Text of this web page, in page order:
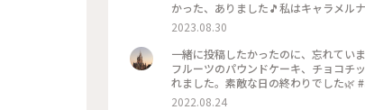
かった、ありました🎵私はキャラメル
テナは外の席🪑もっと川に近くて、風
私のことりっぷ旅 #美しい町 #わた
2023.08.30
一緒に投稿したかったのに、忘れてい
フルーツのパウンドケーキ、チョコチ
れました。素敵な日の終わりでした
#ナチューラ #焼き菓子
2022.08.24